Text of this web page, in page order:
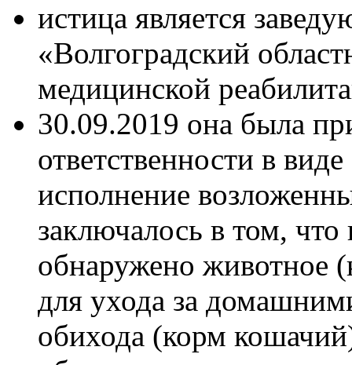
истица является
«Волгоградский
медицинской
30.09.2019 она была
ответственности в
исполнение
заключалось в том,
обнаружено животное
для ухода за
обихода (корм